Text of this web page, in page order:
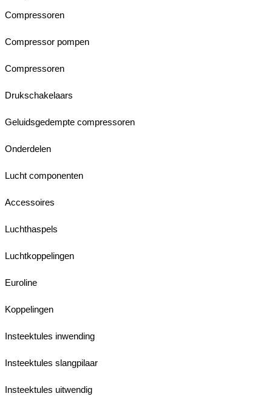
Compressoren
Compressor pompen
Compressoren
Drukschakelaars
Geluidsgedempte compressoren
Onderdelen
Lucht componenten
Accessoires
Luchthaspels
Luchtkoppelingen
Euroline
Koppelingen
Insteektules inwending
Insteektules slangpilaar
Insteektules uitwendig